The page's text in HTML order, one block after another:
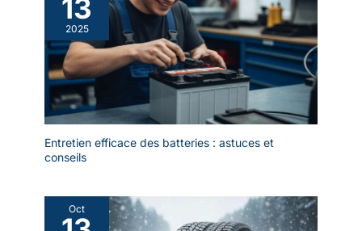
13
2025
Entretien efficace des batteries : astuces et
conseils
Oct